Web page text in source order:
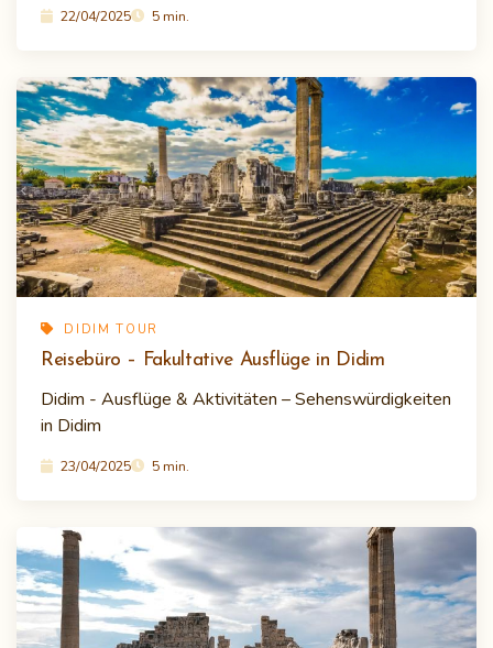
22/04/2025 5 min.
DIDIM TOUR
Reisebüro – Fakultative Ausflüge in Didim
Didim - Ausflüge & Aktivitäten – Sehenswürdigkeiten
in Didim
23/04/2025 5 min.